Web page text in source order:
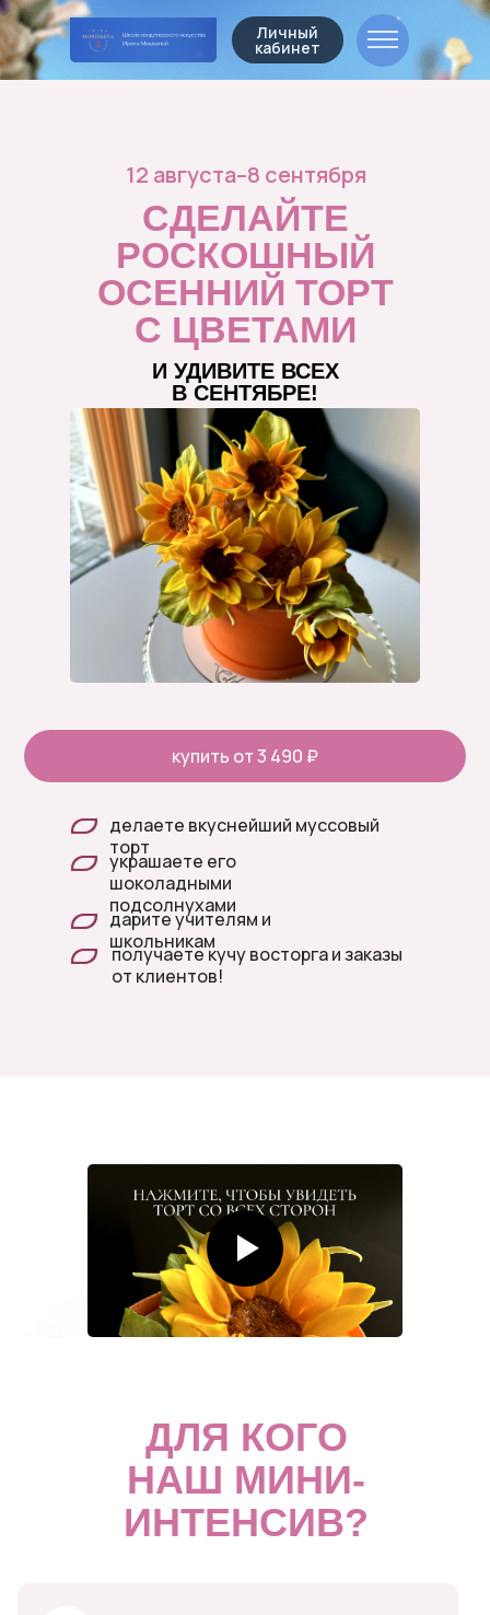
Личный
кабинет
12 августа–8 сентября
купить от 3 490 ₽
СДЕЛАЙТЕ
РОСКОШНЫЙ
ОСЕННИЙ ТОРТ
С ЦВЕТАМИ
И УДИВИТЕ ВСЕХ
В СЕНТЯБРЕ!
делаете вкуснейший муссовый
торт
украшаете его
шоколадными
подсолнухами
дарите учителям и
школьникам
получаете кучу восторга и заказы
от клиентов!
ДЛЯ КОГО
НАШ МИНИ-
ИНТЕНСИВ?